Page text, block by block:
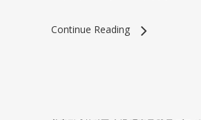
Continue Reading